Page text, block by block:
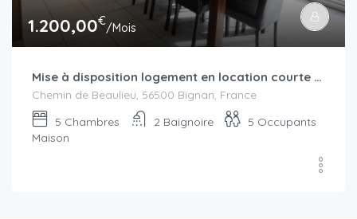
1.200,00€/Mois
Mise à disposition logement en location courte durée secteur Locminé à partir de septembre-octobre 2025 : bail civil ou bail mobilité
Chemin de Beaulieu, 56500 Bignan, France
5 Chambres 2 Baignoire 5 Occupants
Maison